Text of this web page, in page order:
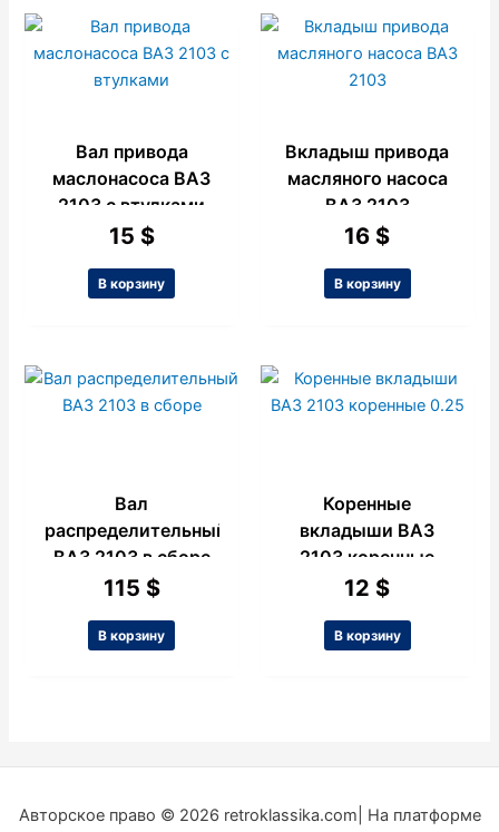
Вал привода
маслонасоса ВАЗ
2103 с втулками
15 $
В корзину
Вкладыш привода
масляного насоса
ВАЗ 2103
16 $
В корзину
Вал
распределительный
ВАЗ 2103 в сборе
115 $
В корзину
Коренные
вкладыши ВАЗ
2103 коренные
0.25
12 $
В корзину
Авторское право © 2026 retroklassika.com| На платформе